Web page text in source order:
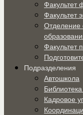
Факультет
Факультет
Отделение
Факультет
Подразделения
Автошкола
Кадровое